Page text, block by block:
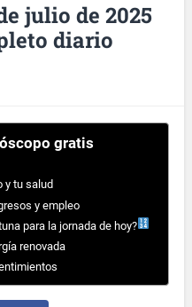
julio de 2025
diario
gratis
y tu salud
y empleo
para la jornada de hoy?
renovada